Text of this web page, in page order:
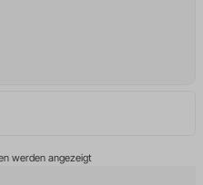
werden angezeigt